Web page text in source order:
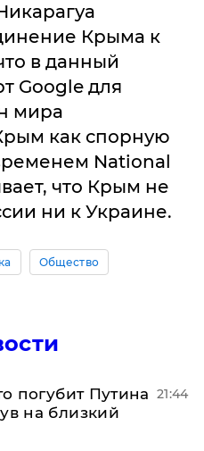
Крыма к
в данный
Google для
мира
как спорную
National
что Крым не
ни к Украине.
Общество
погубит Путина
на близкий
21:44